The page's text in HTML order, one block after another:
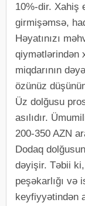
10%-dir. Xahiş
girmişəmsə,
Həyatınızı
qiymətlərindən
miqdarının
özünüz
Üz dolğusu
asılıdır.
200-350 AZN
Dodaq
dəyişir. Təbii
peşəkarlığı və
keyfiyyətindən